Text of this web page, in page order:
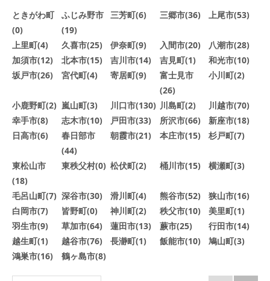
ときがわ町
(0)
ふじみ野市
(19)
三芳町(6) 三郷市(36) 上尾市(53)
上里町(4) 久喜市(25) 伊奈町(9) 入間市(20)
八潮市(28)
加須市(12)
北本市(15) 吉川市(14) 吉見町(1)
和光市(10)
坂戸市(26)
宮代町(4) 寄居町(9)
富士見市
(26)
小川町(2)
小鹿野町(2) 嵐山町(3) 川口市(130) 川島町(2)
川越市(70)
幸手市(8)
志木市(10) 戸田市(33) 所沢市(66)
新座市(18)
日高市(6)
春日部市
(44)
朝霞市(21) 本庄市(15) 杉戸町(7)
東松山市
(18)
東秩父村(0) 松伏町(2) 桶川市(15) 横瀬町(3)
毛呂山町(7) 深谷市(30) 滑川町(4) 熊谷市(52)
狭山市(16)
白岡市(7)
皆野町(0) 神川町(2) 秩父市(10)
美里町(1)
羽生市(9)
草加市(64) 蓮田市(13) 蕨市(25)
行田市(14)
越生町(1)
越谷市(76) 長瀞町(1) 飯能市(10)
鳩山町(3)
鴻巣市(16)
鶴ヶ島市(8)